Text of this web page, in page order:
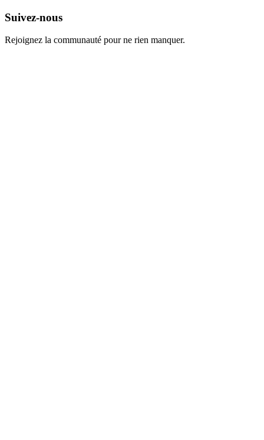
Suivez-nous
Rejoignez la communauté pour ne rien manquer.